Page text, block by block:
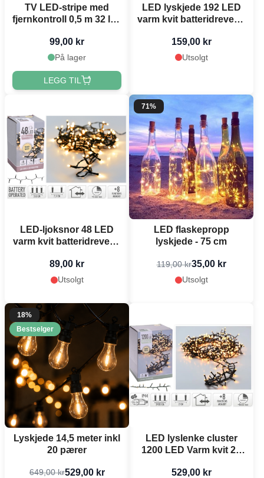
TV LED-stripe med
fjernkontroll 0,5 m 32 led
99,00 kr
På lager
LEGG TIL
LED lyskjede 192 LED
varm kvit batteridreven -
159,00 kr
Utsolgt
LED-ljoksnor 48 LED
varm kvit batteridreven -
89,00 kr
Utsolgt
71%
LED flaskepropp
lyskjede - 75 cm
119,00 kr35,00 kr
Utsolgt
18%
Bestselger
Lyskjede 14,5 meter inkl
20 pærer
649,00 kr529,00 kr
LED lyslenke cluster
1200 LED Varm kvit 24
529,00 kr